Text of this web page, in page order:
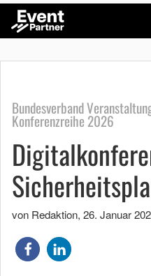
Bundesverband
Konferenzreihe 2026
von Redaktion, 26. Januar